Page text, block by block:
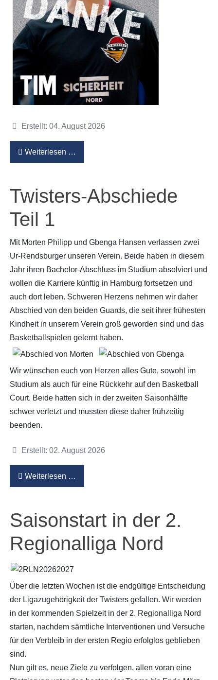
Details
Erstellt: 04. August 2026
Weiterlesen …
Twisters-Abschiede
Teil 1
Mit Morten Philipp und Gbenga Hansen verlassen zwei
Ur-Rendsburger unseren Verein. Beide haben in diesem
Jahr ihren Bachelor-Abschluss im Studium absolviert und
wollen die Karriere künftig in Hamburg fortsetzen und
auch dort leben. Schweren Herzens nehmen wir daher
Abschied von den beiden Guards, die seit ihrer frühesten
Kindheit in unserem Verein groß geworden sind und das
Basketballspielen gelernt haben.
Wir wünschen euch von Herzen alles Gute, sowohl im
Studium als auch für eine Rückkehr auf den Basketball
Court. Beide hatten sich in der zweiten Saisonhälfte
schwer verletzt und mussten diese daher frühzeitig
beenden.
Details
Erstellt: 02. August 2026
Weiterlesen …
Saisonstart in der 2.
Regionalliga Nord
Über die letzten Wochen ist die endgültige Entscheidung
der Ligazugehörigkeit der Twisters gefallen. Wir werden
in der kommenden Spielzeit in der 2. Regionalliga Nord
starten, nachdem sämtliche Interventionen und Versuche
für den Verbleib in der ersten Regio erfolglos geblieben
sind.
Nun gilt es, neue Ziele zu verfolgen, allen voran eine